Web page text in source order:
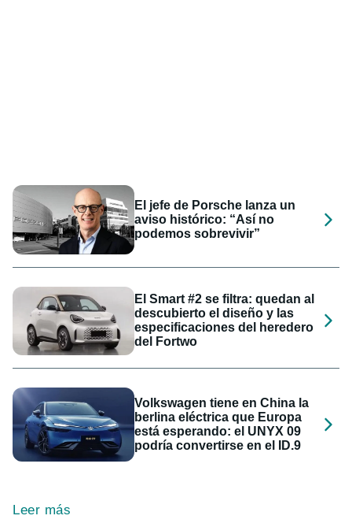
El jefe de Porsche lanza un
aviso histórico: “Así no
podemos sobrevivir”
El Smart #2 se filtra: quedan al
descubierto el diseño y las
especificaciones del heredero
del Fortwo
Volkswagen tiene en China la
berlina eléctrica que Europa
está esperando: el UNYX 09
podría convertirse en el ID.9
Leer más